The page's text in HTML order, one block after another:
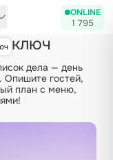
ONLINE
1 795
ключ
дела — день
Опишите гостей,
план с меню,